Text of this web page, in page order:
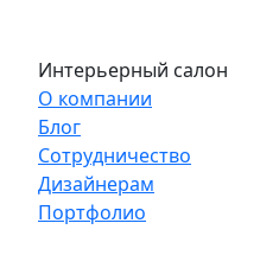
Интерьерный салон
О компании
Блог
Сотрудничество
Дизайнерам
Портфолио